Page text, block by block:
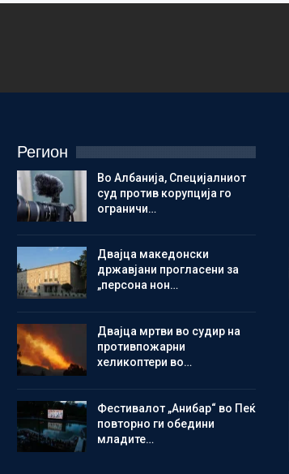
Регион
Во Албанија, Специјалниот
суд против корупција го
ограничи…
Двајца македонски
државјани прогласени за
„персона нон…
Двајца мртви во судир на
противпожарни
хеликоптери во…
Фестивалот „Анибар“ во Пеќ
повторно ги обедини
младите…